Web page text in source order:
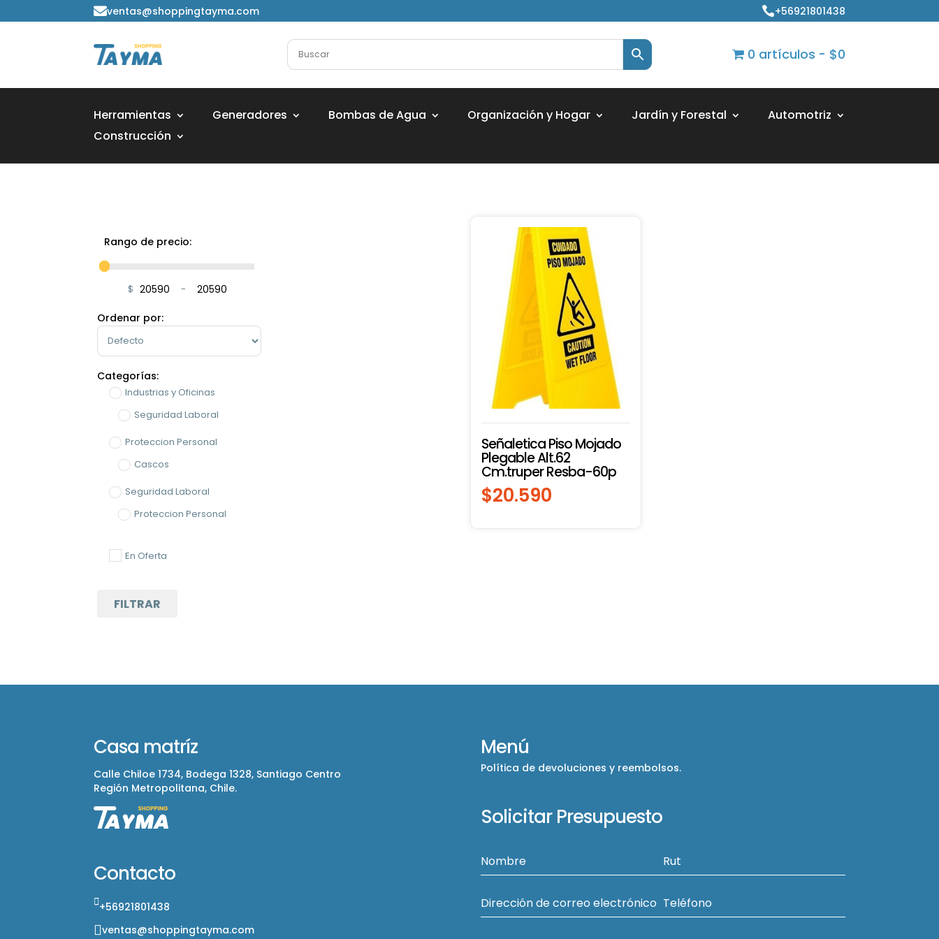
ventas@shoppingtayma.com +56921801438
0 artículos $0
Herramientas Generadores Bombas de Agua Organización y Hogar Jardín y Forestal
Automotriz
Construcción
Rango de precio:
$ Minimum Price
-
Maximum Price
Ordenar por:
Sort Products
Categorías:
Industrias y Oficinas
Seguridad Laboral
Proteccion Personal
Cascos
Seguridad Laboral
Proteccion Personal
En Oferta
FILTRAR
Señaletica Piso Mojado
Plegable Alt.62
Cm.truper Resba-60p
$20.590
Casa matríz
Calle Chiloe 1734, Bodega 1328, Santiago Centro
Región Metropolitana, Chile.
Contacto
+56921801438
ventas@shoppingtayma.com
Menú
Política de devoluciones y reembolsos.
Solicitar Presupuesto
Nombre Rut
Dirección de correo electrónico Teléfono